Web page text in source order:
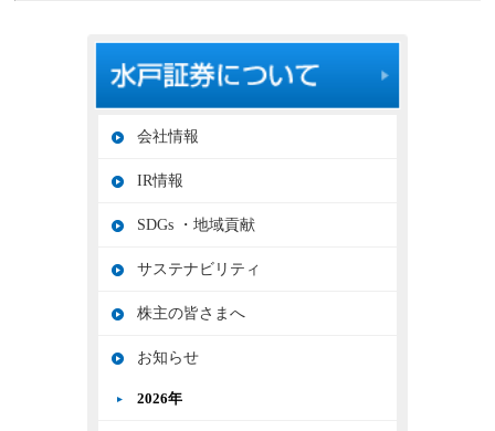
会社情報
IR情報
SDGs ・地域貢献
サステナビリティ
株主の皆さまへ
お知らせ
2026年